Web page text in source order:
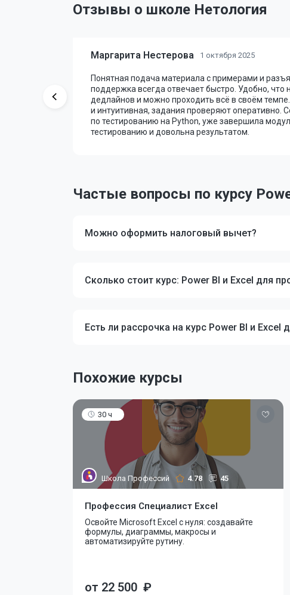
Отзывы о школе Нетология
Маргарита Нестерова 1 октября 2025
Понятная подача материала с примерами и
поддержка всегда отвечает быстро. Удобно, что
дедлайнов и можно проходить всё в своём
и интуитивная, задания проверяют оперативно.
по тестированию на Python, уже завершила
тестированию и довольна результатом.
Частые вопросы по курсу
Можно оформить налоговый вычет?
Сколько стоит курс: Power BI и Excel для
Есть ли рассрочка на курс Power BI и Excel
Похожие курсы
30 ч
Школа Профессий 4.78 45
Профессия Специалист Excel
Освойте Microsoft Excel с нуля: создавайте
формулы, диаграммы, макросы и
автоматизируйте рутину.
от 22 500 ₽